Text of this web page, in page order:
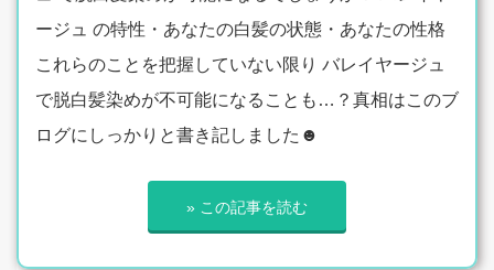
ージュ の特性・あなたの白髪の状態・あなたの性格
これらのことを把握していない限り バレイヤージュ
で脱白髪染めが不可能になることも…？真相はこのブ
ログにしっかりと書き記しました☻
» この記事を読む